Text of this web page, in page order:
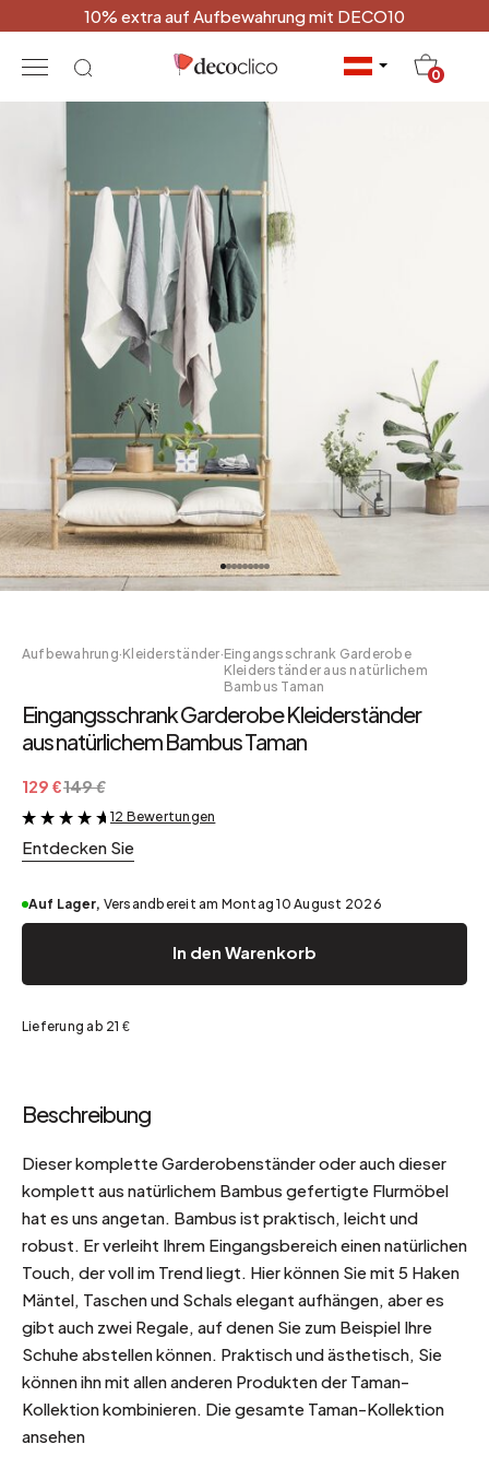
10% extra auf Aufbewahrung mit DECO10
0
Aufbewahrung·Kleiderständer·Eingangsschrank Garderobe
Kleiderständer aus natürlichem
Bambus Taman
Eingangsschrank Garderobe Kleiderständer
aus natürlichem Bambus Taman
129 €149 €
&
12 Bewertungen
Entdecken Sie
Auf Lager, Versandbereit am Montag 10 August 2026
In den Warenkorb
Lieferung ab 21 €
Beschreibung
Dieser komplette Garderobenständer oder auch dieser
komplett aus natürlichem Bambus gefertigte Flurmöbel
hat es uns angetan. Bambus ist praktisch, leicht und
robust. Er verleiht Ihrem Eingangsbereich einen natürlichen
Touch, der voll im Trend liegt. Hier können Sie mit 5 Haken
Mäntel, Taschen und Schals elegant aufhängen, aber es
gibt auch zwei Regale, auf denen Sie zum Beispiel Ihre
Schuhe abstellen können. Praktisch und ästhetisch, Sie
können ihn mit allen anderen Produkten der Taman-
Kollektion kombinieren. Die gesamte Taman-Kollektion
ansehen